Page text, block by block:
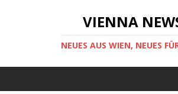
VIENNA
NEUES AUS WIEN, NEUES